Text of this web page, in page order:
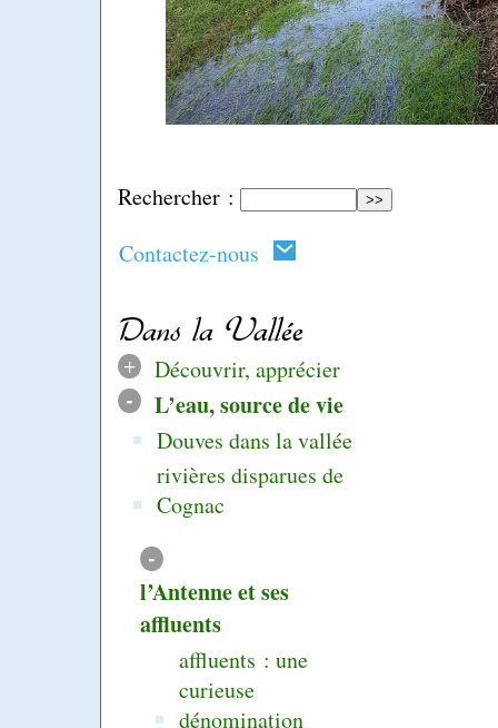
Rechercher :
Contactez-nous
Dans la Vallée
+ Découvrir, apprécier
- L’eau, source de vie
Douves dans la vallée
rivières disparues de
Cognac
-
l’Antenne et ses
affluents
affluents : une
curieuse
dénomination